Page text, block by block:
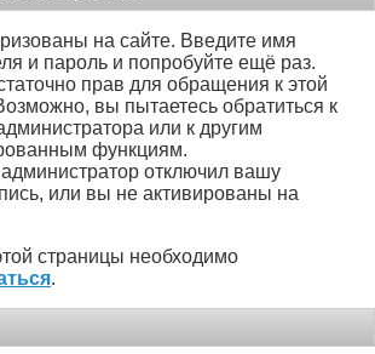
на сайте. Введите имя
и пароль и попробуйте ещё раз.
прав для обращения к этой
вы пытаетесь обратиться к
или к другим
функциям.
отключил вашу
или вы не активированы на
страницы необходимо
.